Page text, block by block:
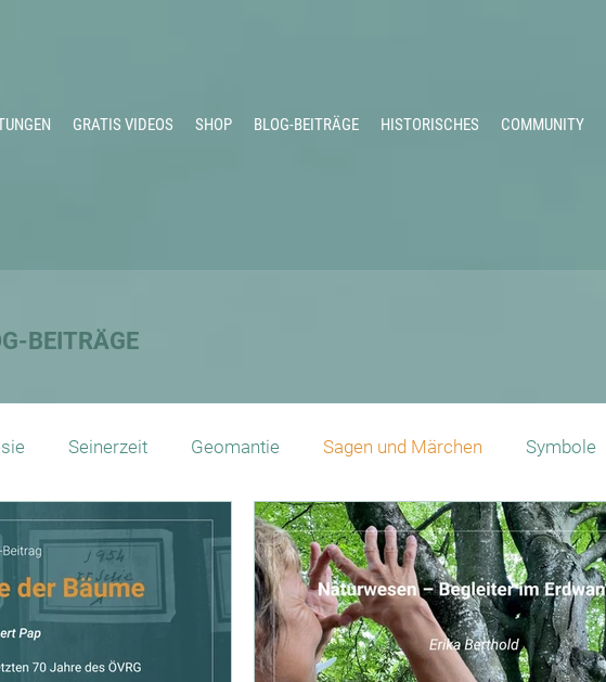
GRATIS VIDEOS SHOP BLOG-BEITRÄGE HISTORISCHES COMMUNITY
BEITRÄGE
Seinerzeit Geomantie Sagen und Märchen Symbole
Jahreskreis Schamanismus Die große Göttin Zeitqualität
Veranstaltungen Radiästhesieverband Steine